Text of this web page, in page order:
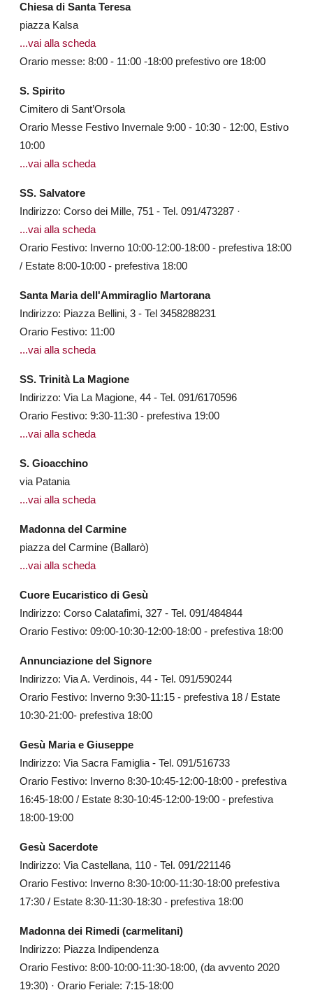
Chiesa di Santa Teresa
piazza Kalsa
...vai alla scheda
Orario messe: 8:00 - 11:00 -18:00 prefestivo ore 18:00
S. Spirito
Cimitero di Sant’Orsola
Orario Messe Festivo Invernale 9:00 - 10:30 - 12:00, Estivo
10:00
...vai alla scheda
SS. Salvatore
Indirizzo: Corso dei Mille, 751 - Tel. 091/473287 ·
...vai alla scheda
Orario Festivo: Inverno 10:00-12:00-18:00 - prefestiva 18:00
/ Estate 8:00-10:00 - prefestiva 18:00
Santa Maria dell'Ammiraglio Martorana
Indirizzo: Piazza Bellini, 3 - Tel 3458288231
Orario Festivo: 11:00
...vai alla scheda
SS. Trinità La Magione
Indirizzo: Via La Magione, 44 - Tel. 091/6170596
Orario Festivo: 9:30-11:30 - prefestiva 19:00
...vai alla scheda
S. Gioacchino
via Patania
...vai alla scheda
Madonna del Carmine
piazza del Carmine (Ballarò)
...vai alla scheda
Cuore Eucaristico di Gesù
Indirizzo: Corso Calatafimi, 327 - Tel. 091/484844
Orario Festivo: 09:00-10:30-12:00-18:00 - prefestiva 18:00
Annunciazione del Signore
Indirizzo: Via A. Verdinois, 44 - Tel. 091/590244
Orario Festivo: Inverno 9:30-11:15 - prefestiva 18 / Estate
10:30-21:00- prefestiva 18:00
Gesù Maria e Giuseppe
Indirizzo: Via Sacra Famiglia - Tel. 091/516733
Orario Festivo: Inverno 8:30-10:45-12:00-18:00 - prefestiva
16:45-18:00 / Estate 8:30-10:45-12:00-19:00 - prefestiva
18:00-19:00
Gesù Sacerdote
Indirizzo: Via Castellana, 110 - Tel. 091/221146
Orario Festivo: Inverno 8:30-10:00-11:30-18:00 prefestiva
17:30 / Estate 8:30-11:30-18:30 - prefestiva 18:00
Madonna dei Rimedi (carmelitani)
Indirizzo: Piazza Indipendenza
Orario Festivo: 8:00-10:00-11:30-18:00, (da avvento 2020
19:30) · Orario Feriale: 7:15-18:00